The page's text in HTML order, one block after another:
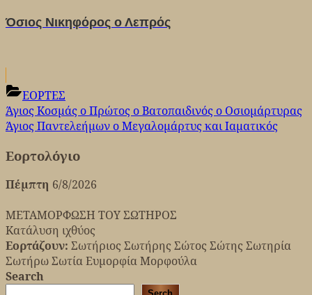
Όσιος Νικηφόρος ο Λεπρός
ΕΟΡΤΕΣ
Post
navigation
Previous
Post:
Άγιος Κοσμάς ο Πρώτος ο Βατοπαιδινός ο Οσιομάρτυρας
Next
Άγιος Παντελεήμων ο Μεγαλομάρτυς και Ιαματικός
Εορτολόγιο
Πέμπτη 6/8/2026
ΜΕΤΑΜΟΡΦΩΣΗ ΤΟΥ ΣΩΤΗΡΟΣ
Κατάλυση ιχθύος
Εορτάζουν: Σωτήριος Σωτήρης Σώτος Σώτης Σωτηρία
Σωτήρω Σωτία Ευμορφία Μορφούλα
Search